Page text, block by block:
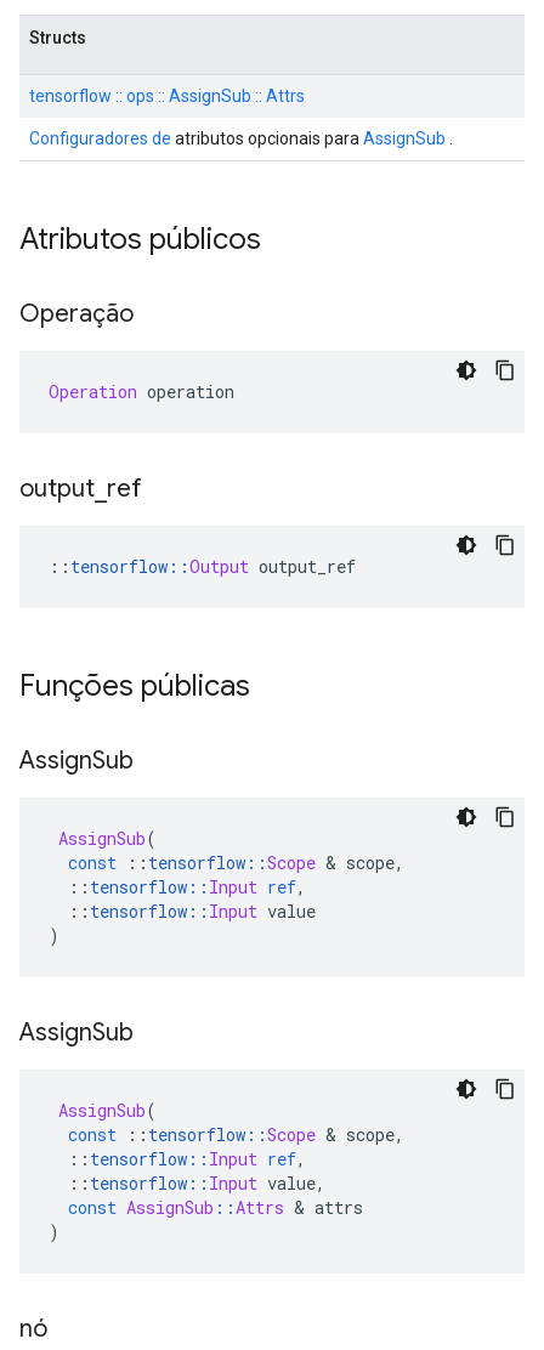
Structs
tensorflow :: ops :: AssignSub :: Attrs
Configuradores de atributos opcionais para AssignSub
Atributos públicos
Operação
Operation operation
output ref
:: tensorflow ::Output output_ref
Funções públicas
AssignSub
AssignSub(
const
:: tensorflow ::Scope & scope,
:: tensorflow :: Input ref,
:: tensorflow :: Input value
)
AssignSub
AssignSub(
const
:: tensorflow ::Scope & scope,
:: tensorflow :: Input ref,
:: tensorflow :: Input value,
const AssignSub ::Attrs & attrs
)
nó